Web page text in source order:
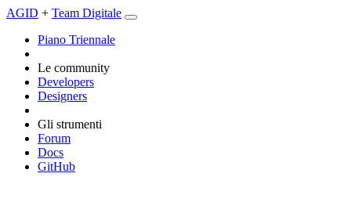
AGID + Team Digitale
Piano Triennale
Le community
Developers
Designers
Gli strumenti
Forum
Docs
GitHub